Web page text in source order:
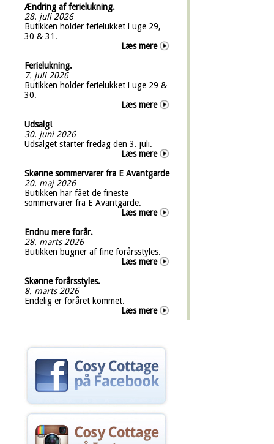
Ændring af ferielukning.
28. juli 2026
Butikken holder ferielukket i uge 29,
30 & 31.
Læs mere
Ferielukning.
7. juli 2026
Butikken holder ferielukket i uge 29 &
30.
Læs mere
Udsalg!
30. juni 2026
Udsalget starter fredag den 3. juli.
Læs mere
Skønne sommervarer fra E Avantgarde
20. maj 2026
Butikken har fået de fineste
sommervarer fra E Avantgarde.
Læs mere
Endnu mere forår.
28. marts 2026
Butikken bugner af fine forårsstyles.
Læs mere
Skønne forårsstyles.
8. marts 2026
Endelig er foråret kommet.
Læs mere